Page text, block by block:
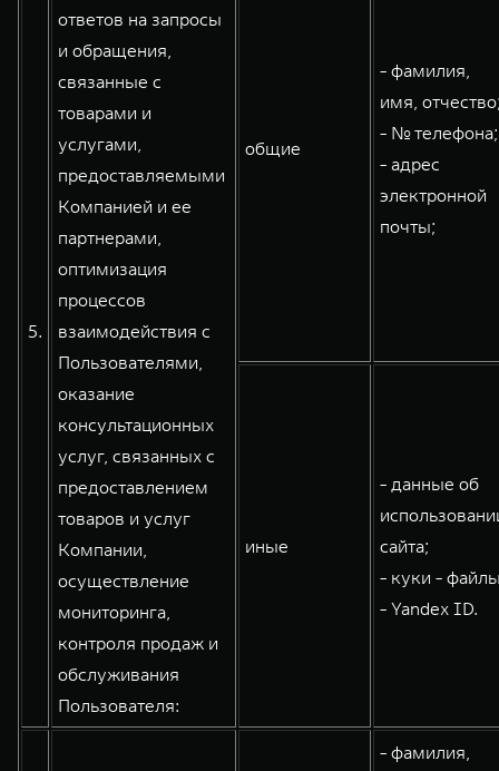
5.
ответов на запросы
и обращения,
связанные с
товарами и
услугами,
предоставляемыми
Компанией и ее
партнерами,
оптимизация
процессов
взаимодействия с
Пользователями,
оказание
консультационных
услуг, связанных с
предоставлением
товаров и услуг
Компании,
осуществление
мониторинга,
контроля продаж и
обслуживания
Пользователя:
общие
- фамилия,
имя,
- № телефона;
- адрес
электронной
почты;
иные
- данные об
сайта;
- куки -
- Yandex ID.
- фамилия,